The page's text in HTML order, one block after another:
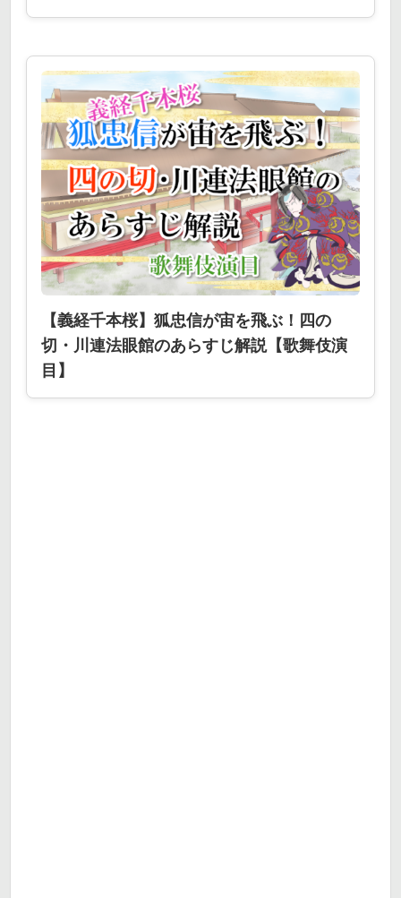
【義経千本桜】狐忠信が宙を飛ぶ！四の
切・川連法眼館のあらすじ解説【歌舞伎演
目】